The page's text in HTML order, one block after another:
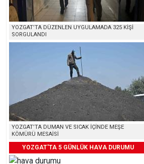
YOZGAT’TA DÜZENLEN UYGULAMADA 325 KİŞİ
SORGULANDI
YOZGAT’TA DUMAN VE SICAK İÇİNDE MEŞE
KÖMÜRÜ MESAİSİ
YOZGAT'TA 5 GÜNLÜK HAVA DURUMU